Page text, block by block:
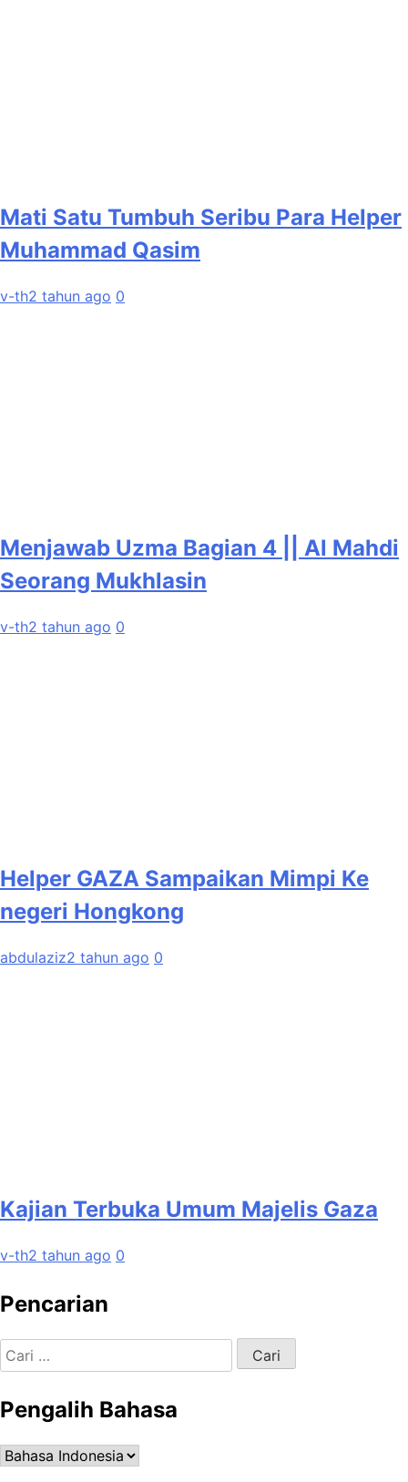
Mati Satu Tumbuh Seribu Para Helper
Muhammad Qasim
v-th2 tahun ago 0
Menjawab Uzma Bagian 4 || Al Mahdi
Seorang Mukhlasin
v-th2 tahun ago 0
Helper GAZA Sampaikan Mimpi Ke
negeri Hongkong
abdulaziz2 tahun ago 0
Kajian Terbuka Umum Majelis Gaza
v-th2 tahun ago 0
Pencarian
Cari
untuk:
Pengalih Bahasa
Pengalih